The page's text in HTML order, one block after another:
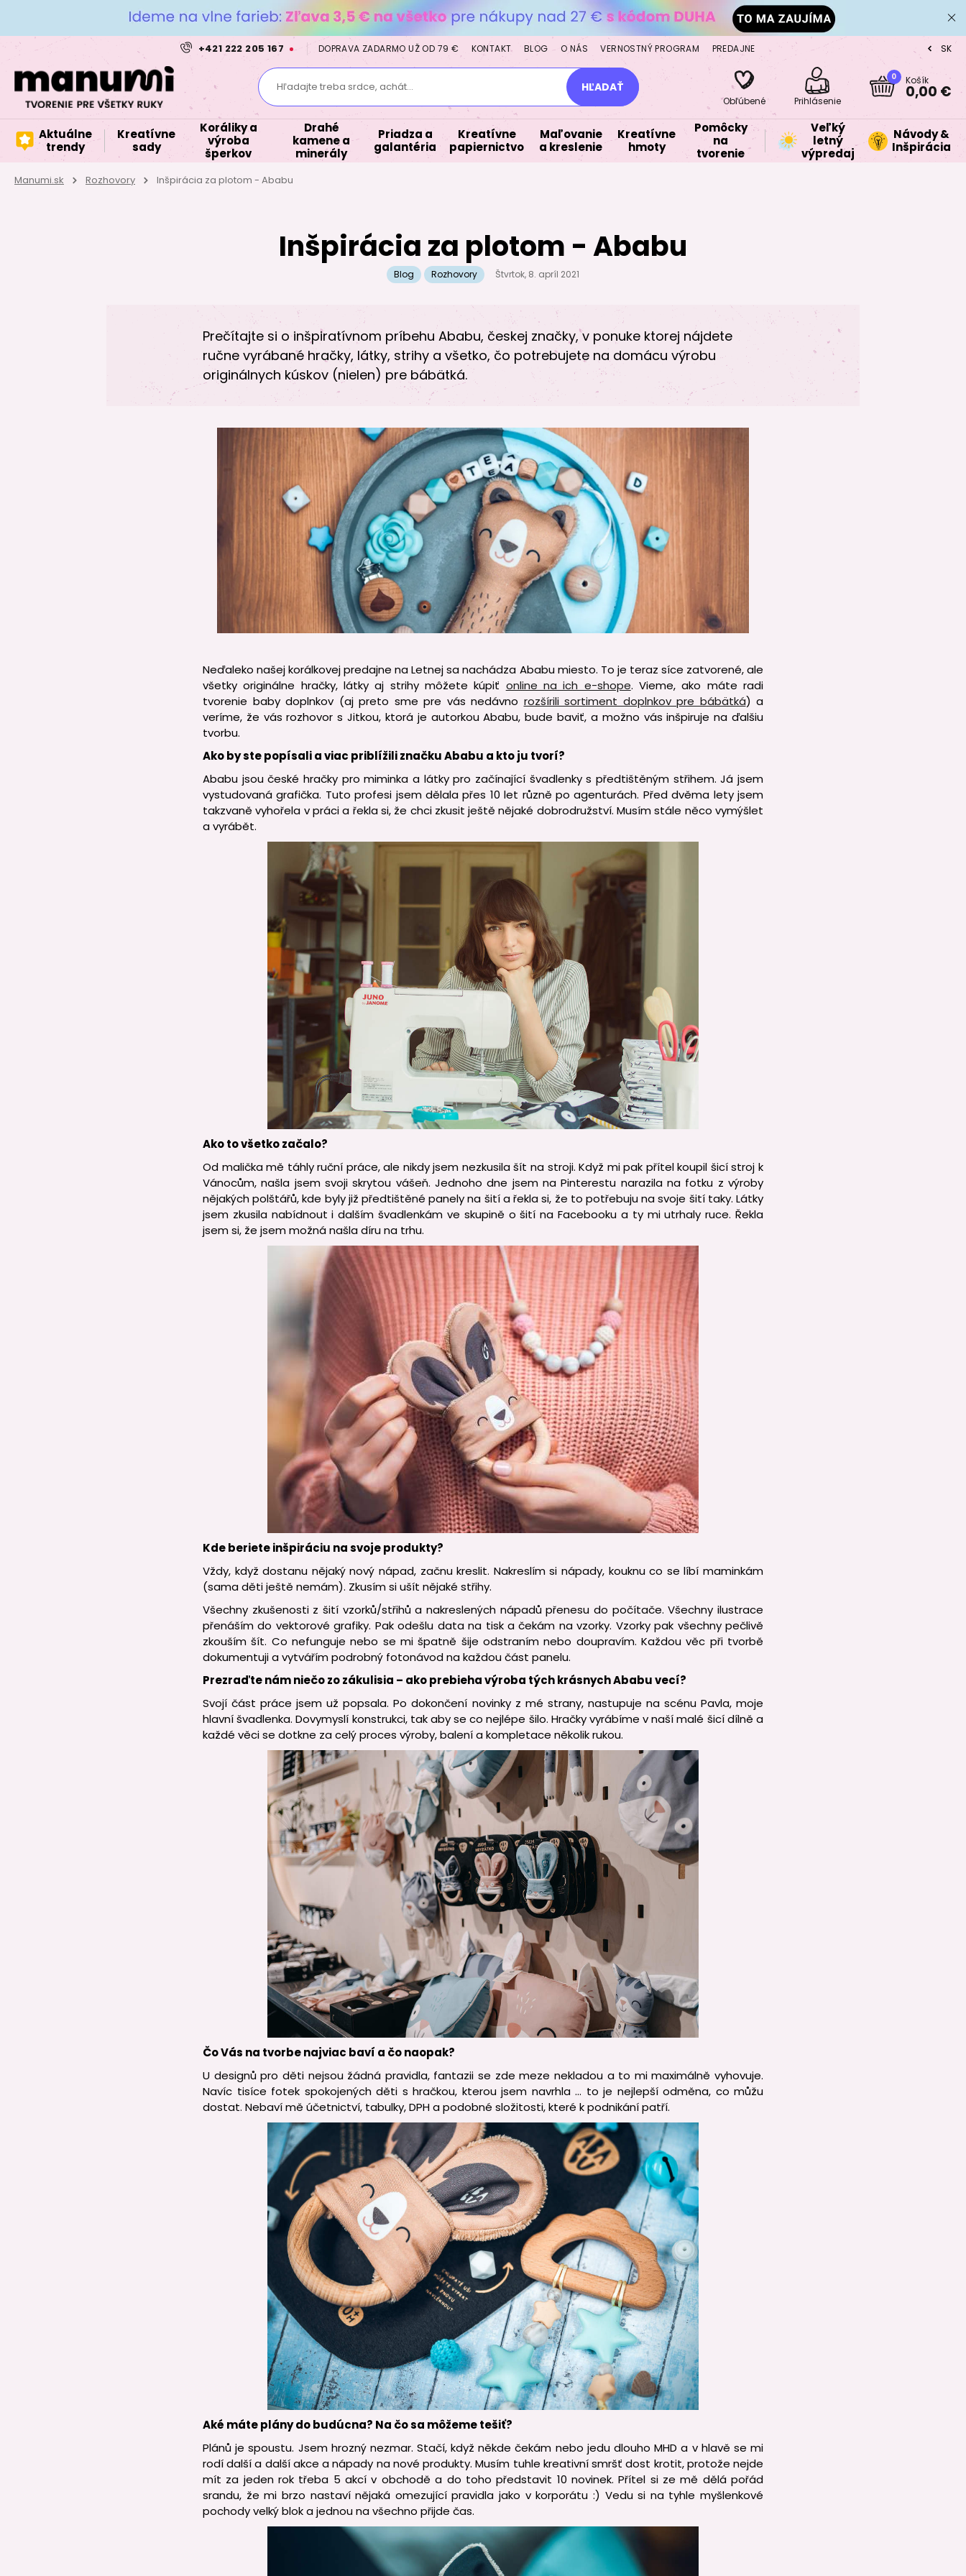
+421 222 205 167 DOPRAVA ZADARMO UŽ OD 79 € KONTAKT BLOG O NÁS VERNOSTNÝ PROGRAM PREDAJNE CZ
SK
Hľadajte treba srdce, achát... HĽADAŤ
Obľúbené Prihlásenie
0 Košík
0,00 €
Aktuálne
trendy
Kreatívne
sady
Koráliky a
výroba
šperkov
Drahé
kamene a
minerály
Priadza a
galantéria
Kreatívne
papiernictvo
Maľovanie
a kreslenie
Kreatívne
hmoty
Pomôcky
na
tvorenie
Veľký
letný
výpredaj
Návody &
Inšpirácia
Manumi.sk Rozhovory Inšpirácia za plotom - Ababu
Inšpirácia za plotom - Ababu
Blog Rozhovory Štvrtok, 8. apríl 2021
Prečítajte si o inšpiratívnom príbehu Ababu, českej značky, v ponuke ktorej nájdete
ručne vyrábané hračky, látky, strihy a všetko, čo potrebujete na domácu výrobu
originálnych kúskov (nielen) pre bábätká.
Neďaleko našej korálkovej predajne na Letnej sa nachádza Ababu miesto. To je teraz síce zatvorené, ale
všetky originálne hračky, látky aj strihy môžete kúpiť online na ich e-shope. Vieme, ako máte radi
tvorenie baby doplnkov (aj preto sme pre vás nedávno rozšírili sortiment doplnkov pre bábätká) a
veríme, že vás rozhovor s Jitkou, ktorá je autorkou Ababu, bude baviť, a možno vás inšpiruje na ďalšiu
tvorbu.
Ako by ste popísali a viac priblížili značku Ababu a kto ju tvorí?
Ababu jsou české hračky pro miminka a látky pro začínající švadlenky s předtištěným střihem. Já jsem
vystudovaná grafička. Tuto profesi jsem dělala přes 10 let různě po agenturách. Před dvěma lety jsem
takzvaně vyhořela v práci a řekla si, že chci zkusit ještě nějaké dobrodružství. Musím stále něco vymýšlet
a vyrábět.
Ako to všetko začalo?
Od malička mě táhly ruční práce, ale nikdy jsem nezkusila šít na stroji. Když mi pak přítel koupil šicí stroj k
Vánocům, našla jsem svoji skrytou vášeň. Jednoho dne jsem na Pinterestu narazila na fotku z výroby
nějakých polštářů, kde byly již předtištěné panely na šití a řekla si, že to potřebuju na svoje šití taky. Látky
jsem zkusila nabídnout i dalším švadlenkám ve skupině o šití na Facebooku a ty mi utrhaly ruce. Řekla
jsem si, že jsem možná našla díru na trhu.
Kde beriete inšpiráciu na svoje produkty?
Vždy, když dostanu nějaký nový nápad, začnu kreslit. Nakreslím si nápady, kouknu co se líbí maminkám
(sama děti ještě nemám). Zkusím si ušít nějaké střihy.
Všechny zkušenosti z šití vzorků/střihů a nakreslených nápadů přenesu do počítače. Všechny ilustrace
přenáším do vektorové grafiky. Pak odešlu data na tisk a čekám na vzorky. Vzorky pak všechny pečlivě
zkouším šít. Co nefunguje nebo se mi špatně šije odstraním nebo doupravím. Každou věc při tvorbě
dokumentuji a vytvářím podrobný fotonávod na každou část panelu.
Prezraďte nám niečo zo zákulisia – ako prebieha výroba tých krásnych Ababu vecí?
Svojí část práce jsem už popsala. Po dokončení novinky z mé strany, nastupuje na scénu Pavla, moje
hlavní švadlenka. Dovymyslí konstrukci, tak aby se co nejlépe šilo. Hračky vyrábíme v naší malé šicí dílně a
každé věci se dotkne za celý proces výroby, balení a kompletace několik rukou.
Čo Vás na tvorbe najviac baví a čo naopak?
U designů pro děti nejsou žádná pravidla, fantazii se zde meze nekladou a to mi maximálně vyhovuje.
Navíc tisíce fotek spokojených děti s hračkou, kterou jsem navrhla ... to je nejlepší odměna, co můžu
dostat. Nebaví mě účetnictví, tabulky, DPH a podobné složitosti, které k podnikání patří.
Aké máte plány do budúcna? Na čo sa môžeme tešiť?
Plánů je spoustu. Jsem hrozný nezmar. Stačí, když někde čekám nebo jedu dlouho MHD a v hlavě se mi
rodí další a další akce a nápady na nové produkty. Musím tuhle kreativní smršť dost krotit, protože nejde
mít za jeden rok třeba 5 akcí v obchodě a do toho představit 10 novinek. Přítel si ze mě dělá pořád
srandu, že mi brzo nastaví nějaká omezující pravidla jako v korporátu :) Vedu si na tyhle myšlenkové
pochody velký blok a jednou na všechno přijde čas.